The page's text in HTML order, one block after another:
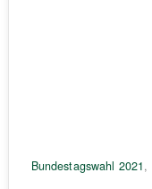
Bundestagswahl 2021,